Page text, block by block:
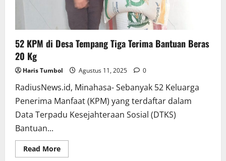
52 KPM di Desa Tempang Tiga Terima Bantuan Beras
20 Kg
Haris Tumbol Agustus 11, 2025 0
RadiusNews.id, Minahasa- Sebanyak 52 Keluarga
Penerima Manfaat (KPM) yang terdaftar dalam
Data Terpadu Kesejahteraan Sosial (DTKS)
Bantuan...
Read MoreRead
more